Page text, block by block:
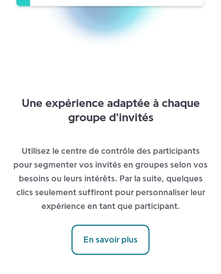
Une expérience adaptée à chaque
groupe d'invités
Utilisez le centre de contrôle des participants
pour segmenter vos invités en groupes selon vos
besoins ou leurs intérêts. Par la suite, quelques
clics seulement suffiront pour personnaliser leur
expérience en tant que participant.
En savoir plus